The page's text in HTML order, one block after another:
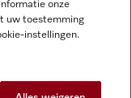
onze
uw toestemming
instellingen.